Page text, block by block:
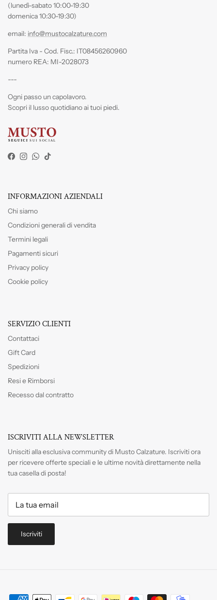
(lunedì-sabato 10:00-19:30
domenica 10:30-19:30)
email: info@mustocalzature.com
Partita Iva - Cod. Fisc.: IT08456260960
numero REA: MI-2028073
---
Ogni passo un capolavoro.
Scopri il lusso quotidiano ai tuoi piedi.
Facebook
Instagram
WhatsApp
TikTok
INFORMAZIONI AZIENDALI
Chi siamo
Condizioni generali di vendita
Termini legali
Pagamenti sicuri
Privacy policy
Cookie policy
SERVIZIO CLIENTI
Contattaci
Gift Card
Spedizioni
Resi e Rimborsi
Recesso dal contratto
ISCRIVITI ALLA NEWSLETTER
Unisciti alla esclusiva community di Musto Calzature. Iscrivitiora
per ricevere offerte speciali e le ultime novità direttamente nella
tua casella di posta!
Iscriviti